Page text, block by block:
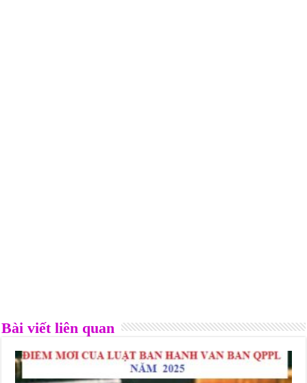
Bài viết liên quan